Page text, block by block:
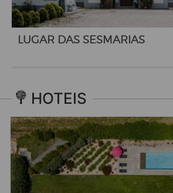
LUGAR DAS SESMARIAS
HOTEIS